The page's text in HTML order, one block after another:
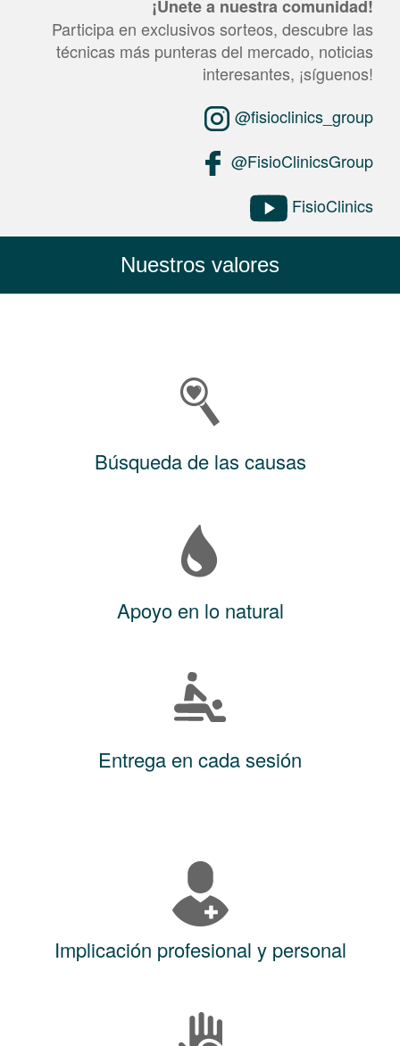
¡Únete a nuestra comunidad!
Participa en exclusivos sorteos, descubre las
técnicas más punteras del mercado, noticias
interesantes, ¡síguenos!
@fisioclinics_group
@FisioClinicsGroup
FisioClinics
Nuestros valores
Búsqueda de las causas
Apoyo en lo natural
Entrega en cada sesión
Implicación profesional y personal